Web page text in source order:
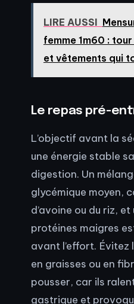
LIRE AUSSI
femme 1m60 :
et vêtements qui
Le repas pré-
L’objectif avant la
une énergie stable
digestion. Un
glycémique moyen,
d’avoine ou du riz,
protéines maigres
avant l’effort.
en graisses ou en
pousser, car ils
gastrique et